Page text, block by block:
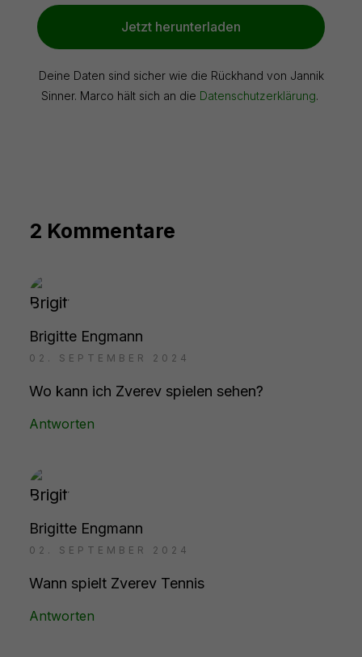
Jetzt herunterladen
Deine Daten sind sicher wie die Rückhand von Jannik
Sinner. Marco hält sich an die Datenschutzerklärung.
2 Kommentare
Brigitte Engmann
02. SEPTEMBER 2024
Wo kann ich Zverev spielen sehen?
Antworten
Brigitte Engmann
02. SEPTEMBER 2024
Wann spielt Zverev Tennis
Antworten